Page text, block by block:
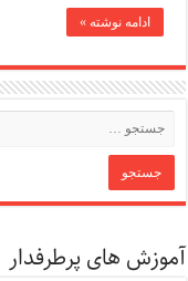
ادامه نوشته »
آموزش های پرطرفدار